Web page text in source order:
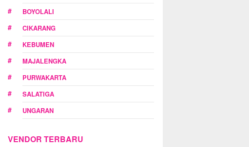
BOYOLALI
CIKARANG
KEBUMEN
MAJALENGKA
PURWAKARTA
SALATIGA
UNGARAN
VENDOR TERBARU